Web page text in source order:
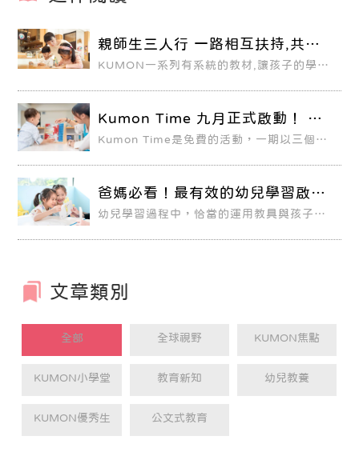
親師生三人行 一路相互扶持,共同
成長
KUMON一系列有系統的教材,讓孩子的學習
現在似乎感 覺沒什麼問題,學校老師教的好,
靖雯表現上規矩也很好。 總體上跟一般有上
幼稚園的孩子差不多。如果有人說沒讀幼稚
園的孩子跟不上小學的課程,但我 認為不會!
上手,功課也不用擔心,她都可以自己處理完
的地方。
Kumon Time 九月正式啟動！ 讓
親子在遊戲中快樂學習
Kumon Time是免費的活動，一期以三個月
力、集中力、動作能力及數理、語文能力。
KUMON老師是每對親子的最佳夥伴，他們
有豐富的經驗，並且經過專業的培訓，重視
孩子的能力發展及學習現況，隨時提供家 長
爸媽必看！最有效的幼兒學習啟蒙
─ 國字卡、中文童謠卡
幼兒學習過程中，恰當的運用教具與孩子進
形之中建立語感，引導孩子開始對那些自己
還不認識的其他國字產生興趣，開拓語言領
等各種知性能力之發展。這對孩子將來語言
學習都有很大的幫助。
文章類別
全部 全球視野 KUMON焦點
KUMON小學堂 教育新知 幼兒教養
KUMON優秀生 公文式教育